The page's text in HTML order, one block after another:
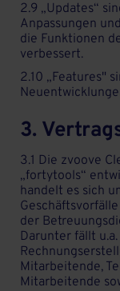
2.9 „Updates“
Anpassungen
die Funktionen
verbessert.
2.10 „Features"
3.
3.1 Die zvoove
„fortytools“
handelt es sich
der
Darunter fällt
Mitarbeitende,
Mitarbeitende